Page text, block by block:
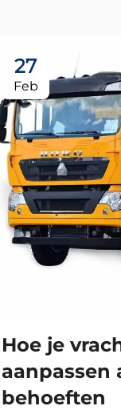
27
Feb
Hoe je
aanpassen
behoeften